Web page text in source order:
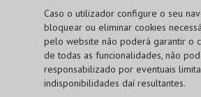
Caso o utilizador configure o seu
bloquear ou eliminar cookies
pelo website não poderá garantir o
de todas as funcionalidades, não
responsabilizado por eventuais
indisponibilidades daí resultantes.